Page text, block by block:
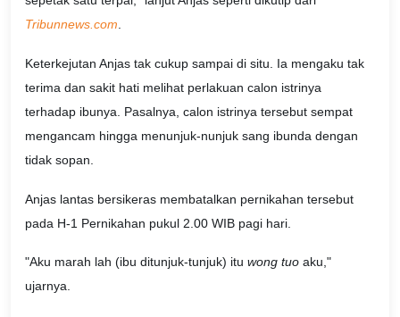
Tribunnews.com
Keterkejutan Anjas tak cukup sampai di situ. Ia mengaku tak
terima dan sakit hati melihat perlakuan calon istrinya
terhadap ibunya. Pasalnya, calon istrinya tersebut sempat
mengancam hingga menunjuk-nunjuk sang ibunda dengan
tidak sopan.
Anjas lantas bersikeras membatalkan pernikahan tersebut
pada H-1 Pernikahan pukul 2.00 WIB pagi hari.
"Aku marah lah (ibu ditunjuk-tunjuk) itu wong tuo aku,"
ujarnya.